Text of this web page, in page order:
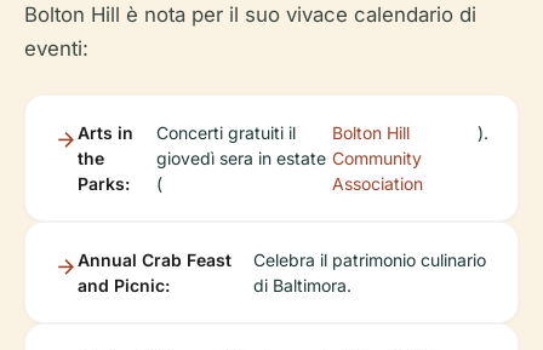
Bolton Hill è nota per il suo vivace calendario di
eventi:
Arts in
the
Parks:
Concerti gratuiti il
giovedì sera in estate
(
Bolton Hill
Community
Association
).
Annual Crab Feast
and Picnic:
Celebra il patrimonio culinario
di Baltimora.